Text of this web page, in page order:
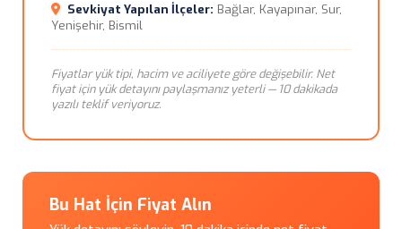
Sevkiyat Yapılan İlçeler: Bağlar, Kayapınar, Sur,
Yenişehir, Bismil
Fiyatlar yük tipi, hacim ve aciliyete göre değişebilir. Net
fiyat için yük detayını paylaşmanız yeterli — 10 dakikada
yazılı teklif veriyoruz.
Bu Hat İçin Fiyat Alın